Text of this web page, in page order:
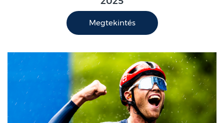
Megtekintés